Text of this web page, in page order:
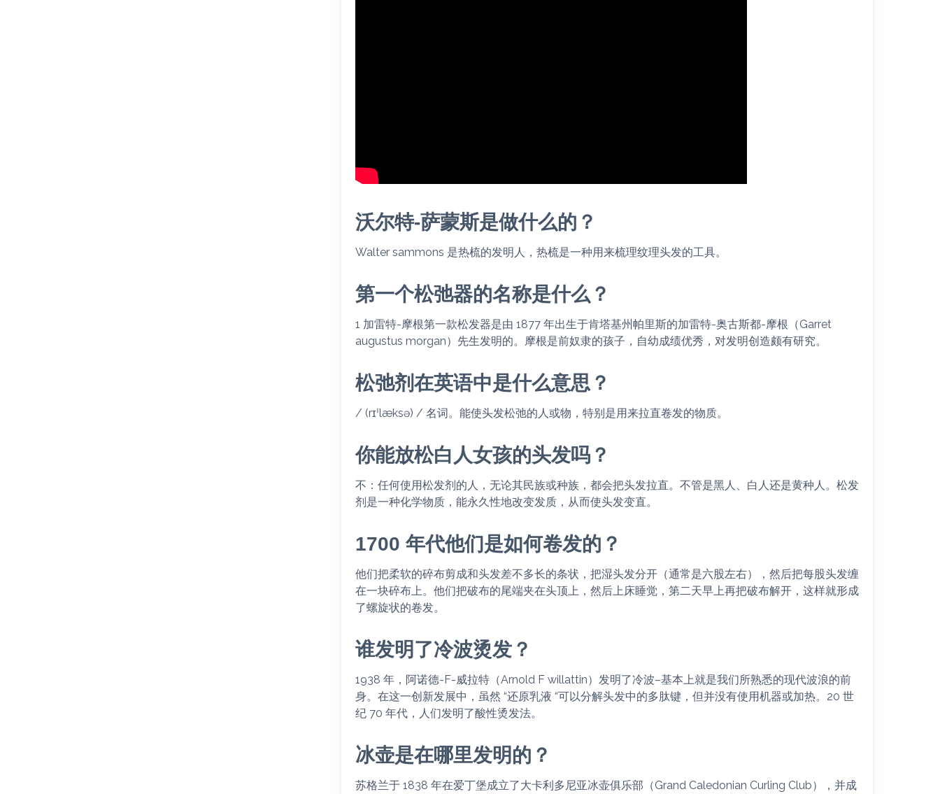
沃尔特-萨蒙斯是做什么的？
Walter sammons 是热梳的发明人，热梳是一种用来梳理纹理头发的工具。
第一个松弛器的名称是什么？
1 加雷特-摩根第一款松发器是由 1877 年出生于肯塔基州帕里斯的加雷特-奥古斯都-摩根（Garret
augustus morgan）先生发明的。摩根是前奴隶的孩子，自幼成绩优秀，对发明创造颇有研究。
松弛剂在英语中是什么意思？
/ (rɪˈlæksə) / 名词。能使头发松弛的人或物，特别是用来拉直卷发的物质。
你能放松白人女孩的头发吗？
不：任何使用松发剂的人，无论其民族或种族，都会把头发拉直。不管是黑人、白人还是黄种人。松发
剂是一种化学物质，能永久性地改变发质，从而使头发变直。
1700 年代他们是如何卷发的？
他们把柔软的碎布剪成和头发差不多长的条状，把湿头发分开（通常是六股左右），然后把每股头发缠
在一块碎布上。他们把破布的尾端夹在头顶上，然后上床睡觉，第二天早上再把破布解开，这样就形成
了螺旋状的卷发。
谁发明了冷波烫发？
1938 年，阿诺德-F-威拉特（Arnold F willattin）发明了冷波–基本上就是我们所熟悉的现代波浪的前
身。在这一创新发展中，虽然 “还原乳液 “可以分解头发中的多肽键，但并没有使用机器或加热。20 世
纪 70 年代，人们发明了酸性烫发法。
冰壶是在哪里发明的？
苏格兰于 1838 年在爱丁堡成立了大卡利多尼亚冰壶俱乐部（Grand Caledonian Curling Club），并成